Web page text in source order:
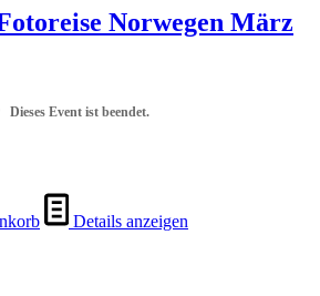
Norwegen März
Dieses Event ist beendet.
Details anzeigen